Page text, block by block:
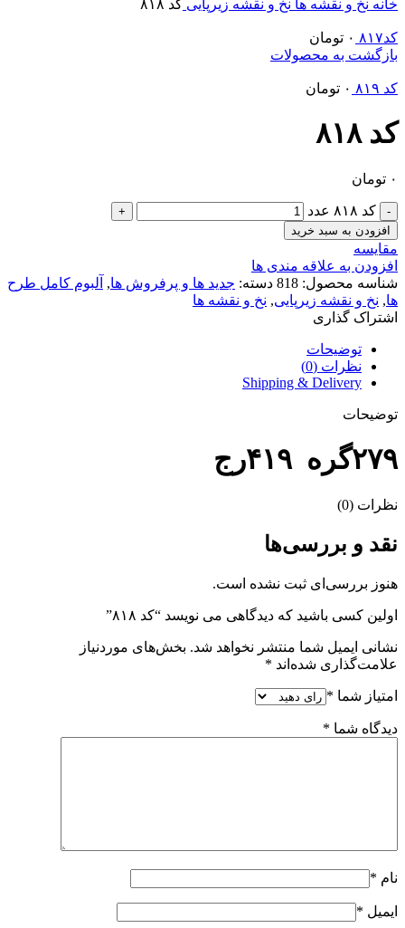
خانه نخ و نقشه ها نخ و نقشه زیرپایی کد ۸۱۸
کد۸۱۷ ۰ تومان
بازگشت به محصولات
کد ۸۱۹ ۰ تومان
کد ۸۱۸
۰ تومان
کد ۸۱۸ عدد
افزودن به سبد خرید
مقایسه
افزودن به علاقه مندی ها
شناسه محصول: 818 دسته: جدید ها و پرفروش ها, آلبوم کامل طرح
ها, نخ و نقشه زیرپایی, نخ و نقشه ها
اشتراک گذاری
توضیحات
نظرات (0)
Shipping & Delivery
توضیحات
۲۷۹گره ۴۱۹رج
نظرات (0)
نقد و بررسی‌ها
هنوز بررسی‌ای ثبت نشده است.
اولین کسی باشید که دیدگاهی می نویسد “کد ۸۱۸”
نشانی ایمیل شما منتشر نخواهد شد. بخش‌های موردنیاز
علامت‌گذاری شده‌اند *
امتیاز شما *
دیدگاه شما *
نام *
ایمیل *